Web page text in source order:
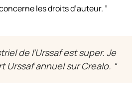
les droits d’auteur. ”
de l’Urssaf est super. Je
Urssaf annuel sur Crealo. “